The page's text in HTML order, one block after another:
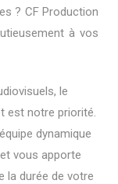
? CF Production
à vos
le
est notre priorité.
dynamique
vous apporte
la durée de votre